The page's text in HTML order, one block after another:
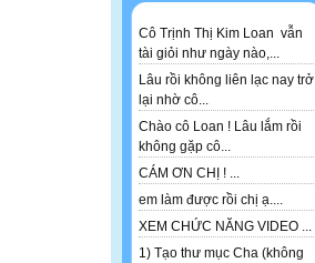
Cô Trịnh Thị Kim Loan vẫn
tài giỏi như ngày nào,...
Lâu rồi không liên lạc nay trở
lại nhờ cô...
Chào cô Loan ! Lâu lắm rồi
không gặp cô...
CÁM ƠN CHỊ ! ...
em làm được rồi chị ạ....
XEM CHỨC NĂNG VIDEO ...
1) Tạo thư mục Cha (không